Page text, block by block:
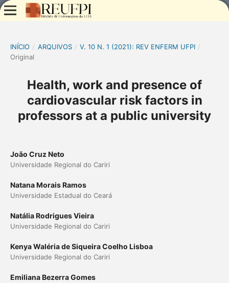
INÍCIO / ARQUIVOS / V. 10 N. 1 (2021): REV ENFERM UFPI /
Original
Health, work and presence of
cardiovascular risk factors in
professors at a public university
João Cruz Neto
Universidade Regional do Cariri
Natana Morais Ramos
Universidade Estadual do Ceará
Natália Rodrigues Vieira
Universidade Regional do Cariri
Kenya Waléria de Siqueira Coelho Lisboa
Universidade Regional do Cariri
Emiliana Bezerra Gomes